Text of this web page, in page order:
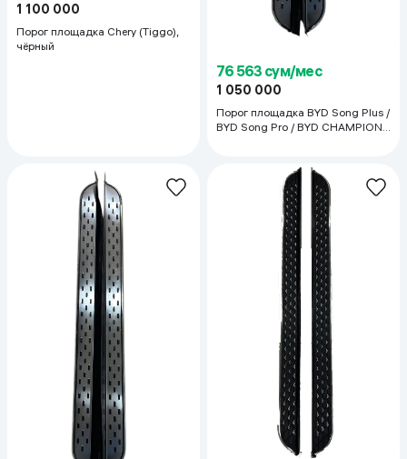
1 100 000
Порог площадка Chery (Tiggo),
чёрный
76 563 сум/мес
1 050 000
Порог площадка BYD Song Plus /
BYD Song Pro / BYD CHAMPION,